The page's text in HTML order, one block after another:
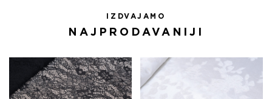
IZDVAJAMO
NAJPRODAVANIJI